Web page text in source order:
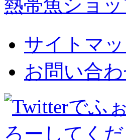
熱帯魚ショ
サイトマ
お問い合